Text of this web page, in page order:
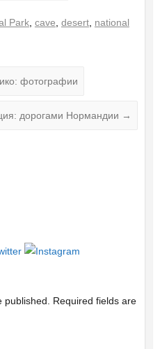
Park, cave desert, national
фотографии
дорогами Нормандии →
Required fields are